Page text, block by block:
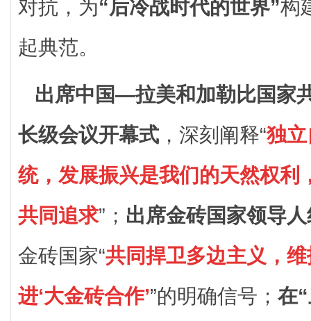
对抗，为“后冷战时代的世界”构
起典范。
出席中国—拉美和加勒比国家
长级会议开幕式 ，深刻阐释“独
统，发展振兴是我们的天然权利
共同追求”； 出席金砖国家领导
金砖国家“共同捍卫多边主义，
进‘大金砖合作’”的明确信号； 在